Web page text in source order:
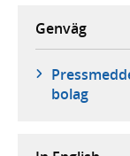
Genväg
bolag